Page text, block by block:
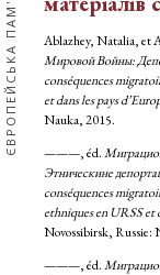
ЄВРОПЕЙСЬКА ПАМ'ЯТЬ Ablazhey, Natalia, et
Мировой Войны:
conséquences
et dans les pays
Nauka, 2015.
———, éd.
Этническине
conséquences
ethniques en URSS et
Novossibirsk, Russie:
———, éd.